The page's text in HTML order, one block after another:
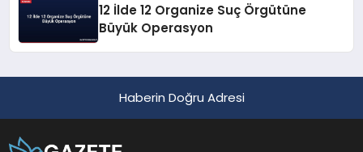
12 İlde 12 Organize Suç Örgütüne
Büyük Operasyon
Haberin Doğru Adresi